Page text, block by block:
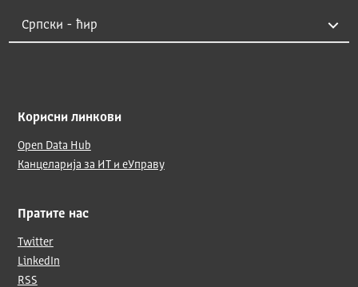
Корисни линкови
Open Data Hub
Канцеларија за ИТ и еУправу
Пратите нас
Twitter
LinkedIn
RSS